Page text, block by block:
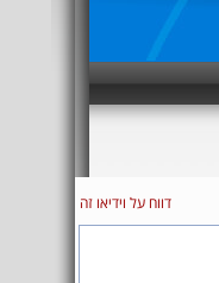
דווח על וידיאו זה